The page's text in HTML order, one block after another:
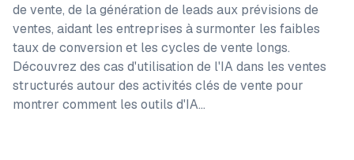
de vente, de la génération de leads aux prévisions de
ventes, aidant les entreprises à surmonter les faibles
taux de conversion et les cycles de vente longs.
Découvrez des cas d'utilisation de l'IA dans les ventes
structurés autour des activités clés de vente pour
montrer comment les outils d'IA…